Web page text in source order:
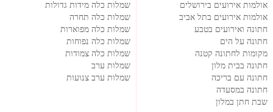
אולמות אירועים בירושלים
אולמות אירועים בתל אביב
חתונה ואירועים בטבע
חתונה על הים
מקומות לחתונה קטנה
חתונה בבית מלון
חתונה עם בריכה
חתונה במסעדה
שבת חתן במלון
שמלות כלה מידות גדולות
שמלות כלה תחרה
שמלות כלה מפוארות
שמלות כלה נפוחות
שמלות כלה צמודות
שמלות ערב
שמלות ערב צנועות